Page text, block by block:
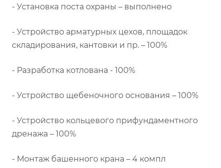
- Установка поста охраны – выполнено
- Устройство арматурных цехов, площадок
складирования, кантовки и пр. – 100%
- Разработка котлована - 100%
- Устройство щебеночного основания – 100%
- Устройство кольцевого прифундаментного
дренажа – 100%
- Монтаж башенного крана – 4 компл